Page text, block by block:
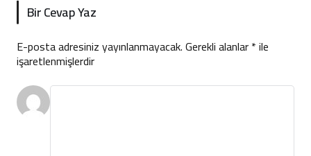
Bir Cevap Yaz
E-posta adresiniz yayınlanmayacak.Gerekli alanlar*ile
işaretlenmişlerdir